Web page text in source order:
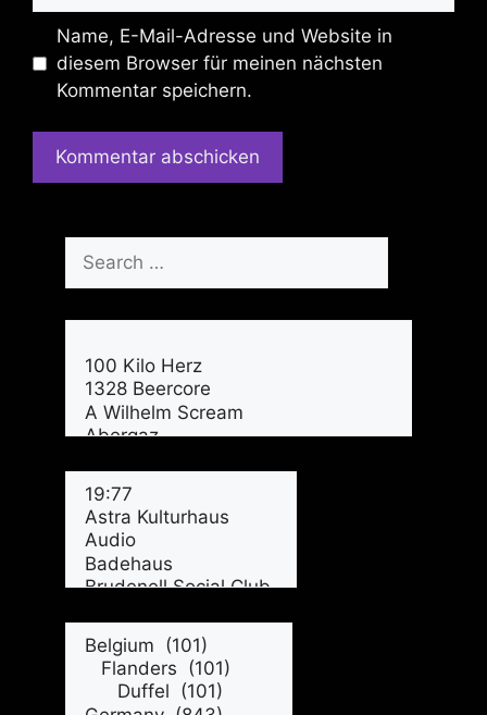
Name, E-Mail-Adresse und Website in
diesem Browser für meinen nächsten
Kommentar speichern.